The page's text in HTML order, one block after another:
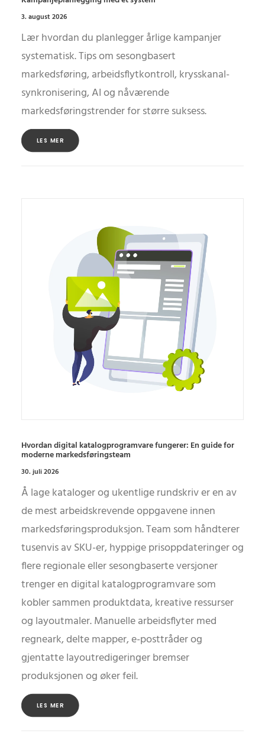
3. august 2026
Lær hvordan du planlegger årlige kampanjer
systematisk. Tips om sesongbasert
markedsføring, arbeidsflytkontroll, krysskanal-
synkronisering, AI og nåværende
markedsføringstrender for større suksess.
LES MER
Hvordan digital katalogprogramvare fungerer: En guide for
moderne markedsføringsteam
30. juli 2026
Å lage kataloger og ukentlige rundskriv er en av
de mest arbeidskrevende oppgavene innen
markedsføringsproduksjon. Team som håndterer
tusenvis av SKU-er, hyppige prisoppdateringer og
flere regionale eller sesongbaserte versjoner
trenger en digital katalogprogramvare som
kobler sammen produktdata, kreative ressurser
og layoutmaler. Manuelle arbeidsflyter med
regneark, delte mapper, e-posttråder og
gjentatte layoutredigeringer bremser
produksjonen og øker feil.
LES MER